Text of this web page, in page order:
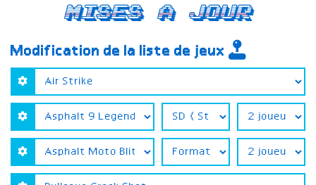
Mises a jour
Modification de la liste de jeux